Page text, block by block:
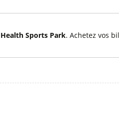
Sports Park. Achetez vos